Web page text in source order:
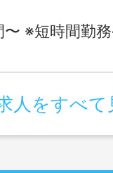
や、10:00〜など
人をすべて